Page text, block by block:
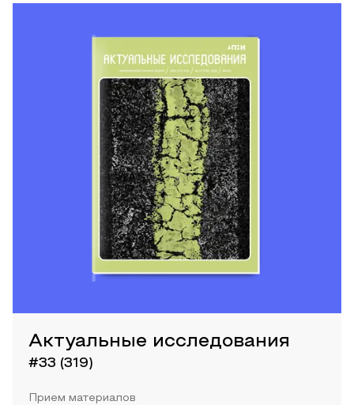
Актуальные исследования
#33 (319)
Прием материалов